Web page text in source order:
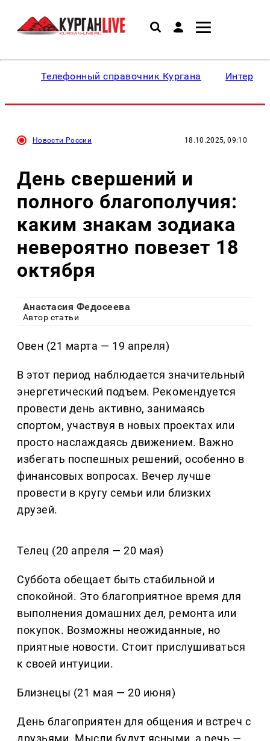
Телефонный справочник Кургана
Новости России 18.10.2025, 09:10
День свершений и
полного благополучия:
каким знакам зодиака
невероятно повезет 18
октября
Анастасия Федосеева
Автор статьи
Овен (21 марта — 19 апреля)
В этот период наблюдается значительный
энергетический подъем. Рекомендуется
провести день активно, занимаясь
спортом, участвуя в новых проектах или
просто наслаждаясь движением. Важно
избегать поспешных решений, особенно в
финансовых вопросах. Вечер лучше
провести в кругу семьи или близких
друзей.
Телец (20 апреля — 20 мая)
Суббота обещает быть стабильной и
спокойной. Это благоприятное время для
выполнения домашних дел, ремонта или
покупок. Возможны неожиданные, но
приятные новости. Стоит прислушиваться
к своей интуиции.
Близнецы (21 мая — 20 июня)
День благоприятен для общения и встреч с
друзьями. Мысли будут ясными, а речь —